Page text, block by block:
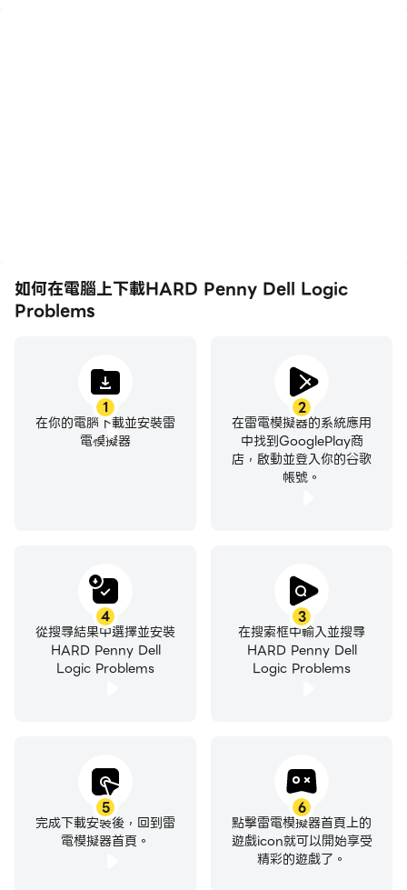
如何在電腦上下載HARD Penny Dell Logic
Problems
1
在你的電腦下載並安裝雷
電模擬器
2
在雷電模擬器的系統應用
中找到GooglePlay商
店，啟動並登入你的谷歌
帳號。
3
在搜索框中輸入並搜尋
HARD Penny Dell
Logic Problems
4
從搜尋結果中選擇並安裝
HARD Penny Dell
Logic Problems
5
完成下載安裝後，回到雷
電模擬器首頁。
6
點擊雷電模擬器首頁上的
遊戲icon就可以開始享受
精彩的遊戲了。